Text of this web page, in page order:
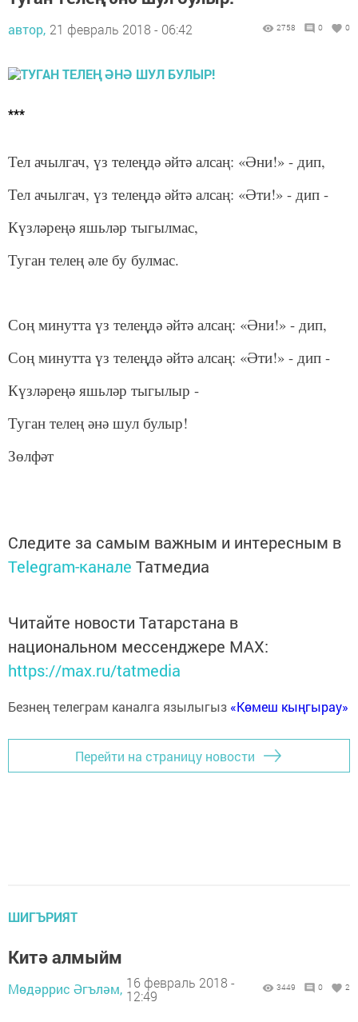
автор, 21 февраль 2018 - 06:42 2758 0 0
***
Тел ачылгач, үз телеңдә әйтә алсаң: «Әни!» - дип,
Тел ачылгач, үз телеңдә әйтә алсаң: «Әти!» - дип -
Күзләреңә яшьләр тыгылмас,
Туган телең әле бу булмас.
Соң минутта үз телеңдә әйтә алсаң: «Әни!» - дип,
Соң минутта үз телеңдә әйтә алсаң: «Әти!» - дип -
Күзләреңә яшьләр тыгылыр -
Туган телең әнә шул булыр!
Зөлфәт
Следите за самым важным и интересным в
Telegram-канале Татмедиа
Читайте новости Татарстана в
национальном мессенджере MАХ:
https://max.ru/tatmedia
Безнең телеграм каналга язылыгыз «Көмеш кыңгырау»
Перейти на страницу новости
ШИГЪРИЯТ
Китә алмыйм
Мөдәррис Әгъләм, 16 февраль 2018 -
12:49
3449 0 2